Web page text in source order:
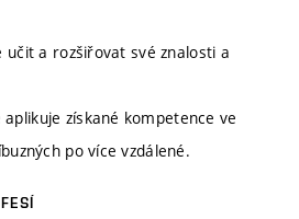
učit a rozšiřovat své znalosti a
získané kompetence ve
po více vzdálené.